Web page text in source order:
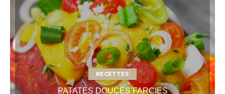
RECETTES
PATATES DOUCES FARCIES